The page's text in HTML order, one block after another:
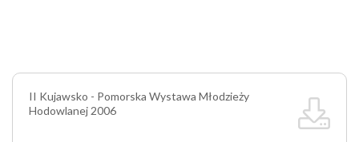
II Kujawsko - Pomorska Wystawa Młodzieży
Hodowlanej 2006